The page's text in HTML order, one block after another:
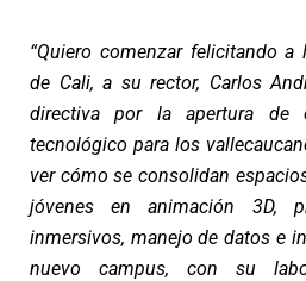
“Quiero comenzar felicitando a
de Cali, a su rector, Carlos
directiva por la apertura de
tecnológico para los
ver cómo se consolidan
jóvenes en animación 3D,
inmersivos, manejo de datos e
nuevo campus, con su